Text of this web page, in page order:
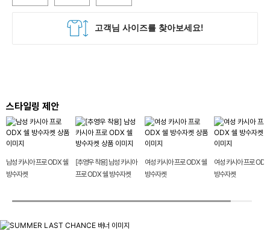
스타일링 제안
남성 카시아 프로 ODX 쉘
방수자켓
[추영우 착용] 남성 카시아
프로 ODX 쉘 방수자켓
여성 카시아 프로 ODX 쉘
방수자켓
여성 카시아 프로
방수자켓